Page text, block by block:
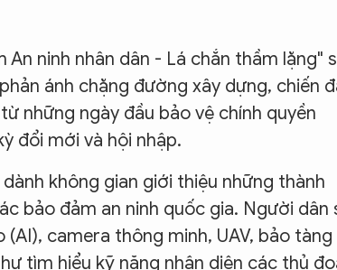
ninh nhân dân - Lá chắn thầm lặng"
ánh chặng đường xây dựng, chiến
những ngày đầu bảo vệ chính quyền
đổi mới và hội nhập.
không gian giới thiệu những thành
bảo đảm an ninh quốc gia. Người dân
camera thông minh, UAV, bảo tàng
tìm hiểu kỹ năng nhận diện các thủ